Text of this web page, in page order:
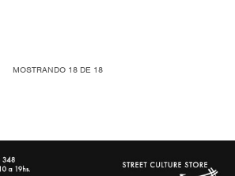
MOSTRANDO 18 DE 18